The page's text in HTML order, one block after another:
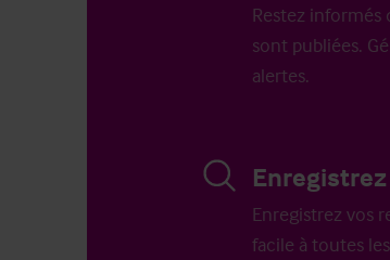
Restez informés
sont publiées.
alertes.
Enregistrez vos
facile à toutes